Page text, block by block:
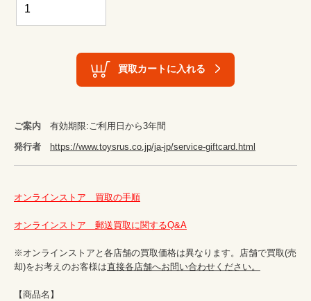
買取カートに入れる
ご案内 有効期限:ご利用日から3年間
発行者 https://www.toysrus.co.jp/ja-jp/service-giftcard.html
オンラインストア　買取の手順
オンラインストア　郵送買取に関するQ&A
※オンラインストアと各店舗の買取価格は異なります。店舗で買取(売
却)をお考えのお客様は直接各店舗へお問い合わせください。
【商品名】